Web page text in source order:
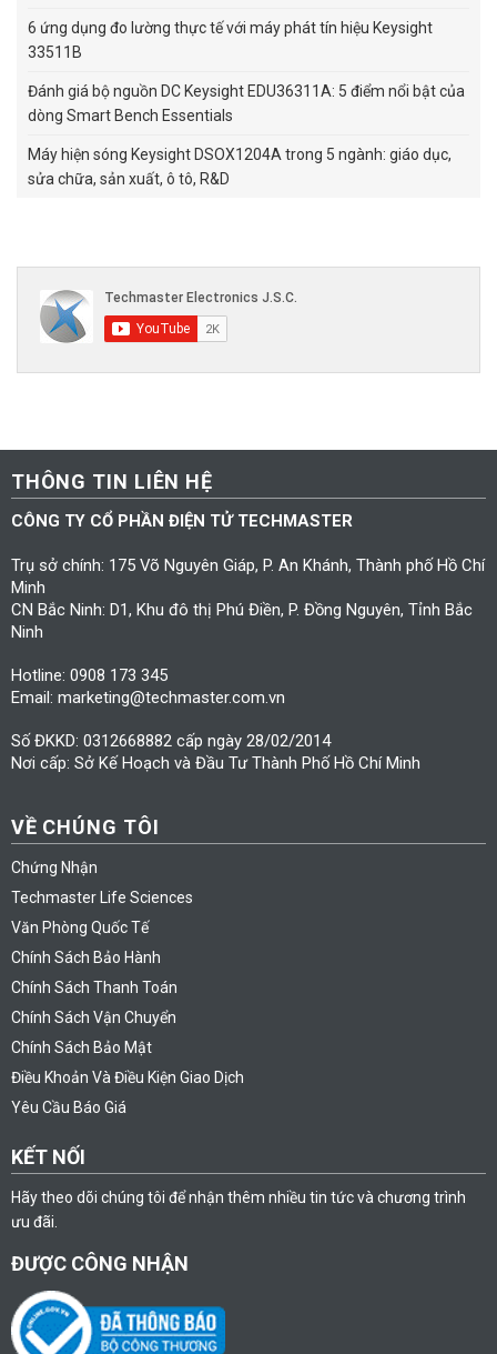
6 ứng dụng đo lường thực tế với máy phát tín hiệu Keysight
33511B
Đánh giá bộ nguồn DC Keysight EDU36311A: 5 điểm nổi bật của
dòng Smart Bench Essentials
Máy hiện sóng Keysight DSOX1204A trong 5 ngành: giáo dục,
sửa chữa, sản xuất, ô tô, R&D
THÔNG TIN LIÊN HỆ
CÔNG TY CỔ PHẦN ĐIỆN TỬ TECHMASTER
Trụ sở chính: 175 Võ Nguyên Giáp, P. An Khánh, Thành phố Hồ Chí
Minh
CN Bắc Ninh: D1, Khu đô thị Phú Điền, P. Đồng Nguyên, Tỉnh Bắc
Ninh
Hotline: 0908 173 345
Email: marketing@techmaster.com.vn
Số ĐKKD: 0312668882 cấp ngày 28/02/2014
Nơi cấp: Sở Kế Hoạch và Đầu Tư Thành Phố Hồ Chí Minh
VỀ CHÚNG TÔI
Chứng Nhận
Techmaster Life Sciences
Văn Phòng Quốc Tế
Chính Sách Bảo Hành
Chính Sách Thanh Toán
Chính Sách Vận Chuyển
Chính Sách Bảo Mật
Điều Khoản Và Điều Kiện Giao Dịch
Yêu Cầu Báo Giá
KẾT NỐI
Hãy theo dõi chúng tôi để nhận thêm nhiều tin tức và chương trình
ưu đãi.
ĐƯỢC CÔNG NHẬN